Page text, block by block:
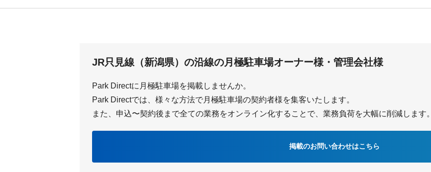
JR只見線（新潟県）の沿線の月極駐車場オーナー様・管理会社様
Park Directに月極駐車場を掲載しませんか。
Park Directでは、様々な方法で月極駐車場の契約者様を集客いたします。
また、申込〜契約後まで全ての業務をオンライン化することで、業務負荷を大幅に削減します。
掲載のお問い合わせはこちら